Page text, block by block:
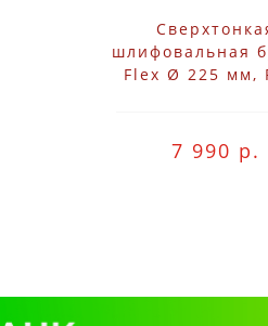
шлифовальная
Flex Ø 225 мм,
7 990 р.